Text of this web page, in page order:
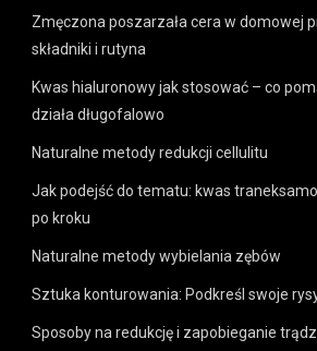
Zmęczona poszarzała cera w domowej
składniki i rutyna
Kwas hialuronowy jak stosować – co
działa długofalowo
Naturalne metody redukcji cellulitu
Jak podejść do tematu: kwas
po kroku
Naturalne metody wybielania zębów
Sztuka konturowania: Podkreśl swoje
Sposoby na redukcję i zapobieganie